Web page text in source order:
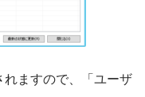
れますので、「ユーザ